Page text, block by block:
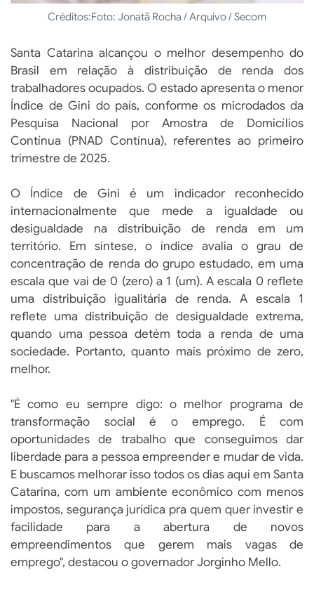
Créditos:Foto: Jonatã Rocha / Arquivo / Secom
Santa Catarina alcançou o melhor desempenho do
Brasil em relação à distribuição de renda dos
trabalhadores ocupados. O estado apresenta o menor
Índice de Gini do país, conforme os microdados da
Pesquisa Nacional por Amostra de Domicílios
Contínua (PNAD Contínua), referentes ao primeiro
trimestre de 2025.
O Índice de Gini é um indicador reconhecido
internacionalmente que mede a igualdade ou
desigualdade na distribuição de renda em um
território. Em síntese, o índice avalia o grau de
concentração de renda do grupo estudado, em uma
escala que vai de 0 (zero) a 1 (um). A escala 0 reflete
uma distribuição igualitária de renda. A escala 1
reflete uma distribuição de desigualdade extrema,
quando uma pessoa detém toda a renda de uma
sociedade. Portanto, quanto mais próximo de zero,
melhor.
"É como eu sempre digo: o melhor programa de
transformação social é o emprego. É com
oportunidades de trabalho que conseguimos dar
liberdade para a pessoa empreender e mudar de vida.
E buscamos melhorar isso todos os dias aqui em Santa
Catarina, com um ambiente econômico com menos
impostos, segurança jurídica pra quem quer investir e
facilidade para a abertura de novos
empreendimentos que gerem mais vagas de
emprego", destacou o governador Jorginho Mello.